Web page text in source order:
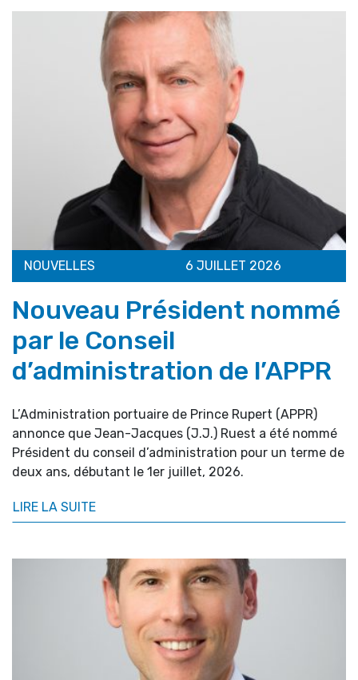
NOUVELLES 6 JUILLET 2026
Nouveau Président nommé
par le Conseil
d’administration de l’APPR
L’Administration portuaire de Prince Rupert (APPR)
annonce que Jean-Jacques (J.J.) Ruest a été nommé
Président du conseil d’administration pour un terme de
deux ans, débutant le 1er juillet, 2026.
LIRE LA SUITE